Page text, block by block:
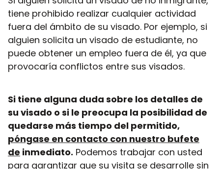
tiene prohibido realizar cualquier actividad
fuera del ámbito de su visado. Por ejemplo, si
alguien solicita un visado de estudiante, no
puede obtener un empleo fuera de él, ya que
provocaría conflictos entre sus visados.
Si tiene alguna duda sobre los detalles de
su visado o si le preocupa la posibilidad de
quedarse más tiempo del permitido,
póngase en contacto con nuestro bufete
de inmediato. Podemos trabajar con usted
para garantizar que su visita se desarrolle sin